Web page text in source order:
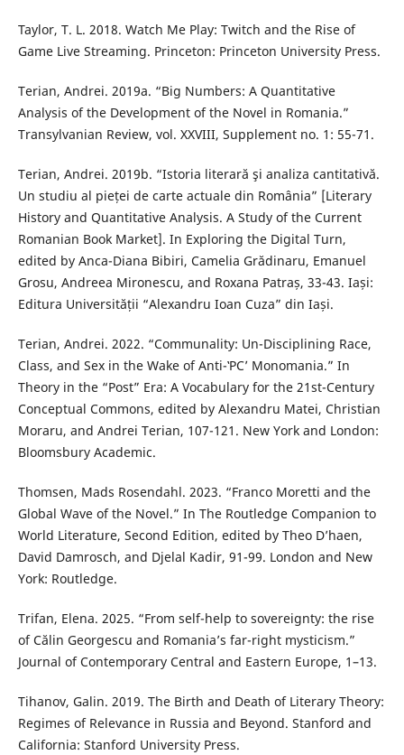
Taylor, T. L. 2018. Watch Me Play: Twitch and the Rise of
Game Live Streaming. Princeton: Princeton University Press.
Terian, Andrei. 2019a. “Big Numbers: A Quantitative
Analysis of the Development of the Novel in Romania.”
Transylvanian Review, vol. XXVIII, Supplement no. 1: 55-71.
Terian, Andrei. 2019b. “Istoria literară şi analiza cantitativă.
Un studiu al pieței de carte actuale din România” [Literary
History and Quantitative Analysis. A Study of the Current
Romanian Book Market]. In Exploring the Digital Turn,
edited by Anca-Diana Bibiri, Camelia Grădinaru, Emanuel
Grosu, Andreea Mironescu, and Roxana Patraș, 33-43. Iași:
Editura Universității “Alexandru Ioan Cuza” din Iași.
Terian, Andrei. 2022. “Communality: Un-Disciplining Race,
Class, and Sex in the Wake of Anti-‛PC’ Monomania.” In
Theory in the “Post” Era: A Vocabulary for the 21st-Century
Conceptual Commons, edited by Alexandru Matei, Christian
Moraru, and Andrei Terian, 107-121. New York and London:
Bloomsbury Academic.
Thomsen, Mads Rosendahl. 2023. “Franco Moretti and the
Global Wave of the Novel.” In The Routledge Companion to
World Literature, Second Edition, edited by Theo D’haen,
David Damrosch, and Djelal Kadir, 91-99. London and New
York: Routledge.
Trifan, Elena. 2025. “From self-help to sovereignty: the rise
of Călin Georgescu and Romania’s far-right mysticism.”
Journal of Contemporary Central and Eastern Europe, 1–13.
Tihanov, Galin. 2019. The Birth and Death of Literary Theory:
Regimes of Relevance in Russia and Beyond. Stanford and
California: Stanford University Press.